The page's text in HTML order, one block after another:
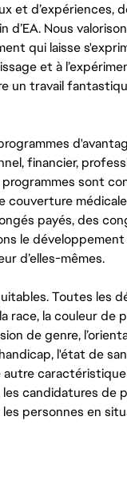
et d’expériences,
Nous
qui laisse
et à
un travail
financier,
sont
couverture
payés, des
le
d’elles-mêmes.
Toutes les
la couleur de
de genre,
l'état de
candidatures de
personnes en